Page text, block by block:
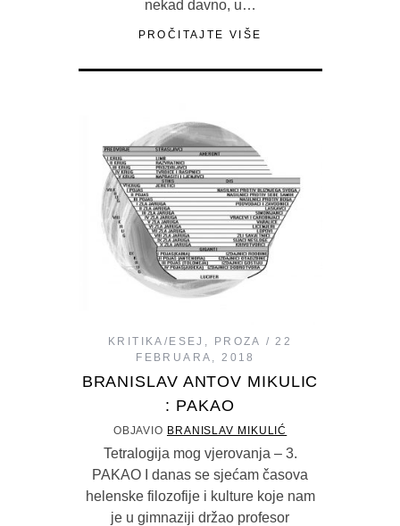
nekad davno, u…
PROČITAJTE VIŠE
KRITIKA/ESEJ PROZA
22
FEBRUARA, 2018
BRANISLAV ANTOV MIKULIC
: PAKAO
OBJAVIO BRANISLAV MIKULIĆ
Tetralogija mog vjerovanja – 3.
PAKAO I danas se sjećam časova
helenske filozofije i kulture koje nam
je u gimnaziji držao profesor